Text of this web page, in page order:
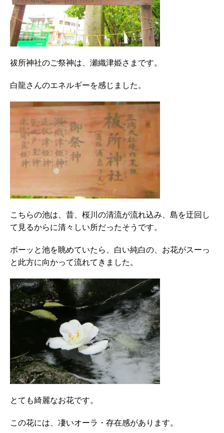
祓所神社のご祭神は、瀬織津姫さまです。
白龍さんのエネルギーを感じました。
こちらの池は、昔、桜川の清流が流れ込み、島を迂回し
て見るからに清々しい所だったそうです。
ボーッと池を眺めていたら、白い純白の、お花がスーっ
と此方に向かって流れてきました。
とても綺麗なお花です。
この花には、凄いオーラ・存在感があります。